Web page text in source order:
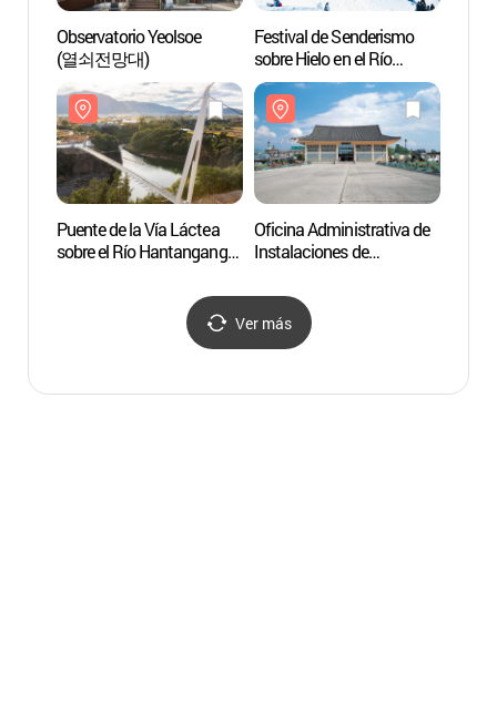
Observatorio Yeolsoe
(열쇠전망대)
Festival de Senderismo
sobre Hielo en el Río
Hantangang de Cheorwon
(철원 한탄강 얼음트레킹
축제)
Puente de la Vía Láctea
sobre el Río Hantangang
Oficina Administrativa de
Instalaciones de
시설물관리사업소)
Ver más